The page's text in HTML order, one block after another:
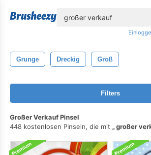
Grunge Dreckig Groß
Filters
Großer Verkauf Pinsel
448 kostenlosen Pinseln, die mit
großer